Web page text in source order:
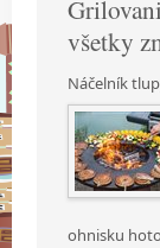
všetky
Náčelník
ohnisku